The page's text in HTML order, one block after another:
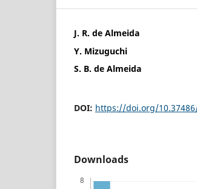
J. R. de Almeida
Y. Mizuguchi
S. B. de Almeida
DOI: https://doi.org/
Downloads